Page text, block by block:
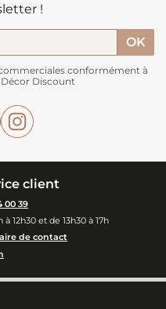
!
conformément à
Discount
Pinterest
client
00 39
12h30 et de 13h30 à 17h
de contact